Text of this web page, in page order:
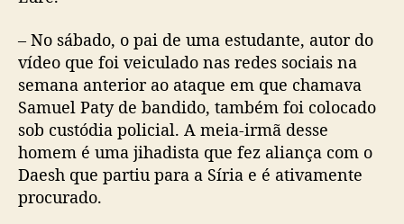
– No sábado, o pai de uma estudante, autor do
vídeo que foi veiculado nas redes sociais na
semana anterior ao ataque em que chamava
Samuel Paty de bandido, também foi colocado
sob custódia policial. A meia-irmã desse
homem é uma jihadista que fez aliança com o
Daesh que partiu para a Síria e é ativamente
procurado.